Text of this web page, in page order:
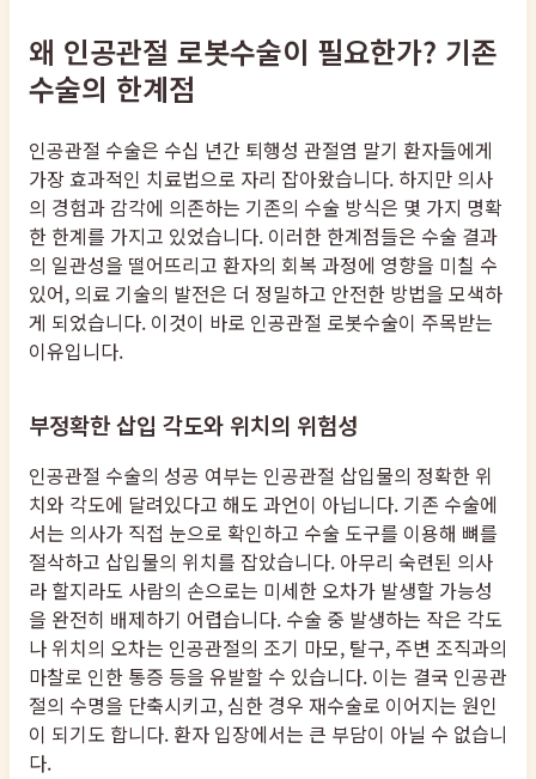
왜 인공관절 로봇수술이 필요한가? 기존
수술의 한계점
인공관절 수술은 수십 년간 퇴행성 관절염 말기 환자들에게
가장 효과적인 치료법으로 자리 잡아왔습니다. 하지만 의사
의 경험과 감각에 의존하는 기존의 수술 방식은 몇 가지 명확
한 한계를 가지고 있었습니다. 이러한 한계점들은 수술 결과
의 일관성을 떨어뜨리고 환자의 회복 과정에 영향을 미칠 수
있어, 의료 기술의 발전은 더 정밀하고 안전한 방법을 모색하
게 되었습니다. 이것이 바로 인공관절 로봇수술이 주목받는
이유입니다.
부정확한 삽입 각도와 위치의 위험성
인공관절 수술의 성공 여부는 인공관절 삽입물의 정확한 위
치와 각도에 달려있다고 해도 과언이 아닙니다. 기존 수술에
서는 의사가 직접 눈으로 확인하고 수술 도구를 이용해 뼈를
절삭하고 삽입물의 위치를 잡았습니다. 아무리 숙련된 의사
라 할지라도 사람의 손으로는 미세한 오차가 발생할 가능성
을 완전히 배제하기 어렵습니다. 수술 중 발생하는 작은 각도
나 위치의 오차는 인공관절의 조기 마모, 탈구, 주변 조직과의
마찰로 인한 통증 등을 유발할 수 있습니다. 이는 결국 인공관
절의 수명을 단축시키고, 심한 경우 재수술로 이어지는 원인
이 되기도 합니다. 환자 입장에서는 큰 부담이 아닐 수 없습니
다.